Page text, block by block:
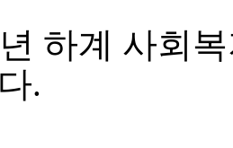
하계 사회
.